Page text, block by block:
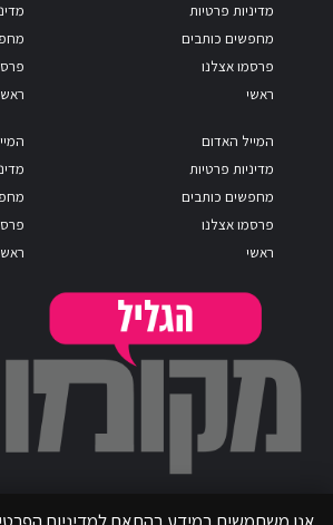
מדיניות פרטיות
מחפשים כותבים
פרסמו אצלנו
ראשי
המייל האדום
מדיניות פרטיות
מחפשים כותבים
פרסמו אצלנו
ראשי